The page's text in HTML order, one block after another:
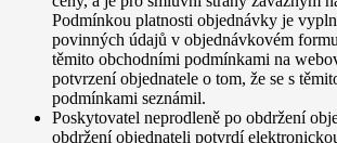
Podmínkou platnosti objednávky je
povinných údajů v objednávkovém
těmito obchodními podmínkami na
potvrzení objednatele o tom, že se s
podmínkami seznámil.
Poskytovatel neprodleně po obdržení
obdržení objednateli potvrdí